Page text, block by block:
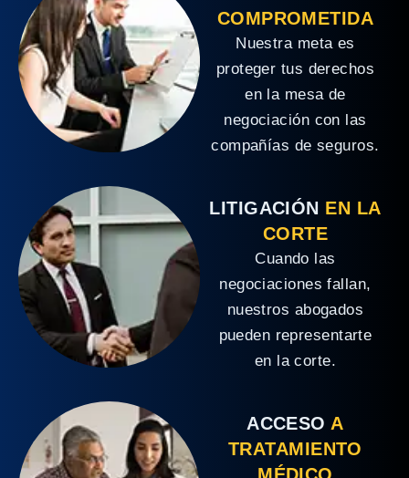
COMPROMETIDA
Nuestra meta es
proteger tus derechos
en la mesa de
negociación con las
compañías de seguros.
LITIGACIÓN EN LA
CORTE
Cuando las
negociaciones fallan,
nuestros abogados
pueden representarte
en la corte.
ACCESO A
TRATAMIENTO